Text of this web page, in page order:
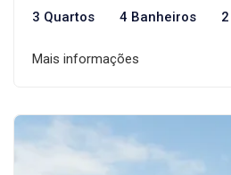
3 Quartos 4 Banheiros
Mais informações